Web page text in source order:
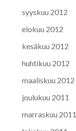
syyskuu 2012
elokuu 2012
kesäkuu 2012
huhtikuu 2012
maaliskuu 2012
joulukuu 2011
marraskuu 2011